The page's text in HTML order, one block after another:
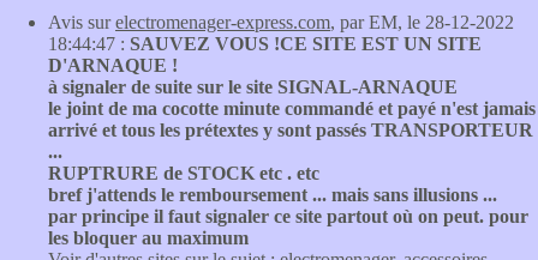
Avis surelectromenager-express.com, par EM, le 28-12-2022
18:44:47 : SAUVEZ VOUS !CE SITE EST UN SITE
D'ARNAQUE !
à signaler de suite sur le site SIGNAL-ARNAQUE
le joint de ma cocotte minute commandé et payé n'est jamais
arrivé et tous les prétextes y sont passés TRANSPORTEUR
...
RUPTRURE de STOCK etc . etc
bref j'attends le remboursement ... mais sans illusions ...
par principe il faut signaler ce site partout où on peut. pour
les bloquer au maximum